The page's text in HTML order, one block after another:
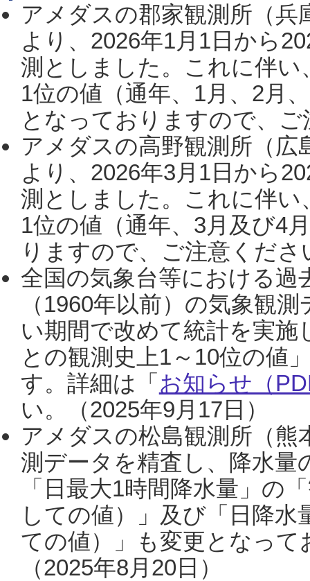
アメダスの郡家観測所（
より、2026年1月1日から
測としました。これに伴い
1位の値（通年、1月、2月
となっておりますので、
アメダスの高野観測所（
より、2026年3月1日から
測としました。これに伴い
1位の値（通年、3月及び4
りますので、ご注意くだ
全国の気象台等における過
（1960年以前）の気象観
い期間で改めて統計を実
との観測史上1～10位の値
す。詳細は「 お知らせ（
い。（2025年9月17日）
アメダスの松島観測所（熊
測データを精査し、降水
「日最大1時間降水量」の
しての値）」及び「日降
ての値）」も変更となっ
（2025年8月20日）